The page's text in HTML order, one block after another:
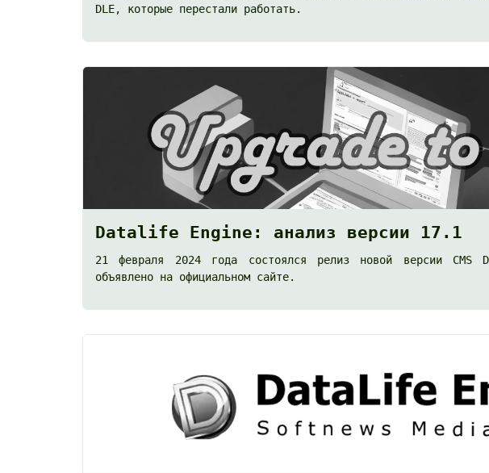
DLE, которые перестали работать.
Datalife Engine: анализ версии 17.1
21 февраля 2024 года состоялся релиз новой версии CMS
объявлено на официальном сайте.